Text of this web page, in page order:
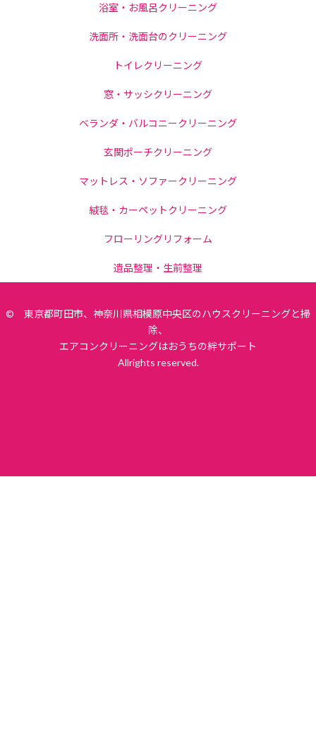
浴室・お風呂クリーニング
洗面所・洗面台のクリーニング
トイレクリーニング
窓・サッシクリーニング
ベランダ・バルコニークリーニング
玄関ポーチクリーニング
マットレス・ソファークリーニング
絨毯・カーペットクリーニング
フローリングリフォーム
遺品整理・生前整理
© 東京都町田市、神奈川県相模原中央区のハウスクリーニングと掃
除、
エアコンクリーニングはおうちの絆サポート
Allrights reserved.